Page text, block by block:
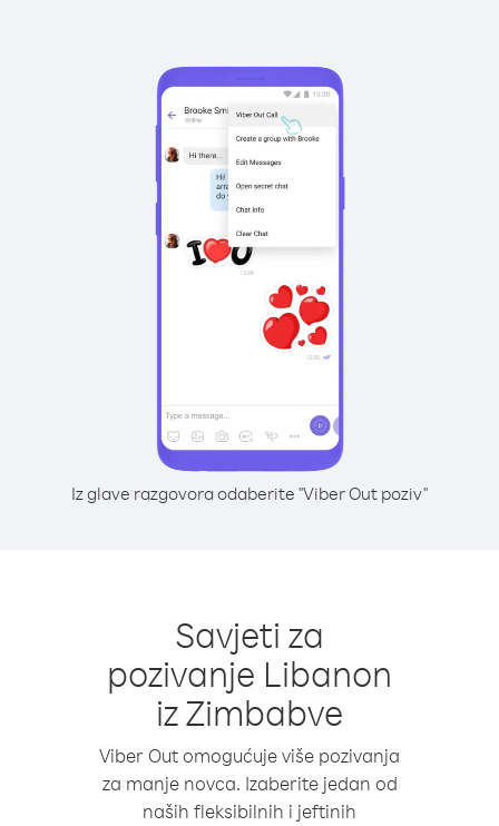
Iz glave razgovora odaberite "Viber Out poziv"
Savjeti za
pozivanje Libanon
iz Zimbabve
Viber Out omogućuje više pozivanja
za manje novca. Izaberite jedan od
naših fleksibilnih i jeftinih